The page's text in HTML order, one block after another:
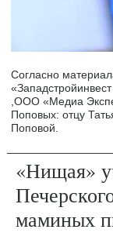
Согласно
,ООО «Медиа
Поповых: отцу
Поповой.
«Нищая»
маминых